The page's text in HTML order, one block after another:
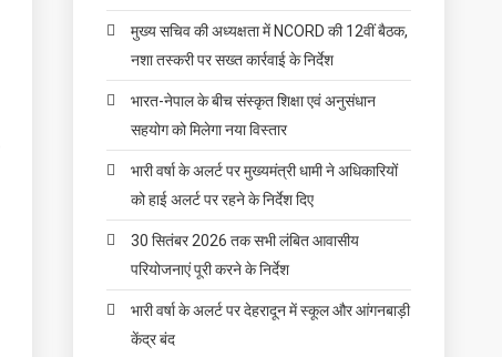
मुख्य सचिव की अध्यक्षता में NCORD की 12वीं बैठक,
नशा तस्करी पर सख्त कार्रवाई के निर्देश
भारत-नेपाल के बीच संस्कृत शिक्षा एवं अनुसंधान
सहयोग को मिलेगा नया विस्तार
भारी वर्षा के अलर्ट पर मुख्यमंत्री धामी ने अधिकारियों
को हाई अलर्ट पर रहने के निर्देश दिए
30 सितंबर 2026 तक सभी लंबित आवासीय
परियोजनाएं पूरी करने के निर्देश
भारी वर्षा के अलर्ट पर देहरादून में स्कूल और आंगनबाड़ी
केंद्र बंद